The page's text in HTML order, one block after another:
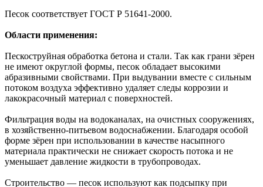
Песок соответствует ГОСТ Р 51641-2000.
Области применения:
Пескоструйная обработка бетона и стали. Так как грани зёрен
не имеют округлой формы, песок обладает высокими
абразивными свойствами. При выдувании вместе с сильным
потоком воздуха эффективно удаляет следы коррозии и
лакокрасочный материал с поверхностей.
Фильтрация воды на водоканалах, на очистных сооружениях,
в хозяйственно-питьевом водоснабжении. Благодаря особой
форме зёрен при использовании в качестве насыпного
материала практически не снижает скорость потока и не
уменьшает давление жидкости в трубопроводах.
Строительство — песок используют как подсыпку при